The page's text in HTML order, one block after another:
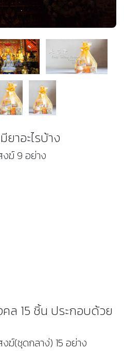
าอะไรบ้าง
ฆ์ 9 อย่าง
ล 15 ชิ้น ประกอบด้วย
ฆ์(ชุดกลาง่) 15 อย่าง